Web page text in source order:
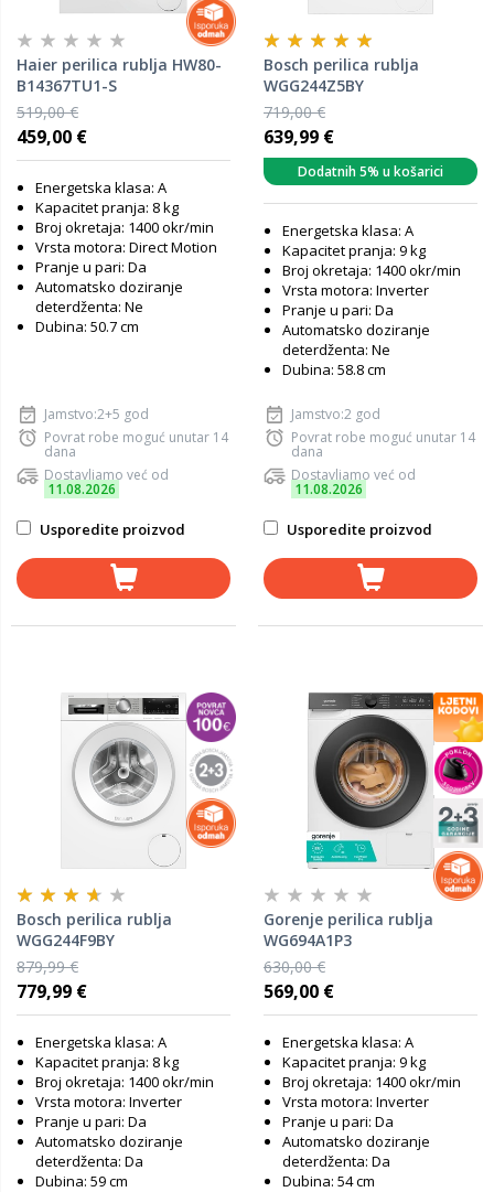
Haier perilica rublja HW80-
B14367TU1-S
519,00 €
459,00 €
Energetska klasa: A
Kapacitet pranja: 8 kg
Broj okretaja: 1400 okr/min
Vrsta motora: Direct Motion
Pranje u pari: Da
Automatsko doziranje
deterdženta: Ne
Dubina: 50.7 cm
Jamstvo:2+5 god
Povrat robe moguć unutar 14
dana
Dostavljamo već od
11.08.2026
Usporedite proizvod
Bosch perilica rublja
WGG244Z5BY
719,00 €
639,99 €
Dodatnih 5% u košarici
Energetska klasa: A
Kapacitet pranja: 9 kg
Broj okretaja: 1400 okr/min
Vrsta motora: Inverter
Pranje u pari: Da
Automatsko doziranje
deterdženta: Ne
Dubina: 58.8 cm
Jamstvo:2 god
Povrat robe moguć unutar 14
dana
Dostavljamo već od
11.08.2026
Usporedite proizvod
Bosch perilica rublja
WGG244F9BY
879,99 €
779,99 €
Energetska klasa: A
Kapacitet pranja: 8 kg
Broj okretaja: 1400 okr/min
Vrsta motora: Inverter
Pranje u pari: Da
Automatsko doziranje
deterdženta: Da
Dubina: 59 cm
Gorenje perilica rublja
WG694A1P3
630,00 €
569,00 €
Energetska klasa: A
Kapacitet pranja: 9 kg
Broj okretaja: 1400 okr/min
Vrsta motora: Inverter
Pranje u pari: Da
Automatsko doziranje
deterdženta: Da
Dubina: 54 cm